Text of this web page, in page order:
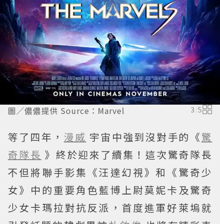
圖／儂儂提供 Source：Marvel 3/5
等了四年， 漫威 宇宙中強到沒對手的《驚
奇隊長 》終於迎來了續集！這次驚奇隊長
不但將聯手影集《汪達幻視》和《驚奇少
女》中的重要角色藍博上尉莫妮卡及驚奇
少女卡瑪拉對抗反派，首度進軍好萊塢就